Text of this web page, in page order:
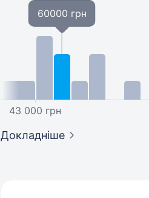
43 000 грн
60000 грн
Докладніше